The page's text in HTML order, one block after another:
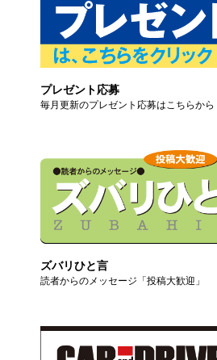
プレゼント応募
毎月更新のプレゼント応募はこちらから
ズバリひと言
読者からのメッセージ「投稿大歓迎」